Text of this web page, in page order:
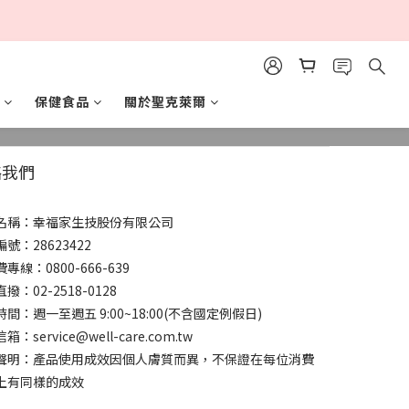
保健食品 關於聖克萊爾
們
稱：幸福家生技股份有限公司
號：28623422
專線：0800-666-639
撥：02-2518-0128
間：週一至週五 9:00~18:00(不含國定例假日)
箱：service@well-care.com.tw
明：產品使用成效因個人膚質而異，不保證在每位消費
有同樣的成效